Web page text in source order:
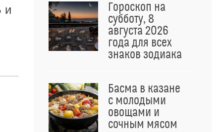
и
Гороскоп на
субботу, 8
августа 2026
года для всех
знаков зодиака
Басма в казане
с молодыми
овощами и
сочным мясом